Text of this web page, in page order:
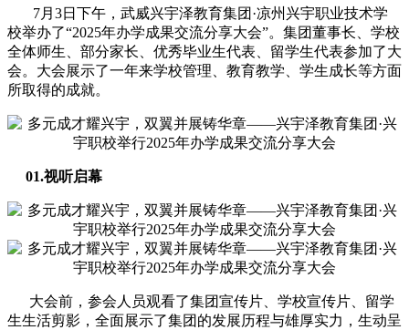
7月3日下午，武威兴宇泽教育集团·凉州兴宇职业技术学
校举办了“2025年办学成果交流分享大会”。集团董事长、学校
全体师生、部分家长、优秀毕业生代表、留学生代表参加了大
会。大会展示了一年来学校管理、教育教学、学生成长等方面
所取得的成就。
01.视听启幕
大会前，参会人员观看了集团宣传片、学校宣传片、留学
生生活剪影，全面展示了集团的发展历程与雄厚实力，生动呈